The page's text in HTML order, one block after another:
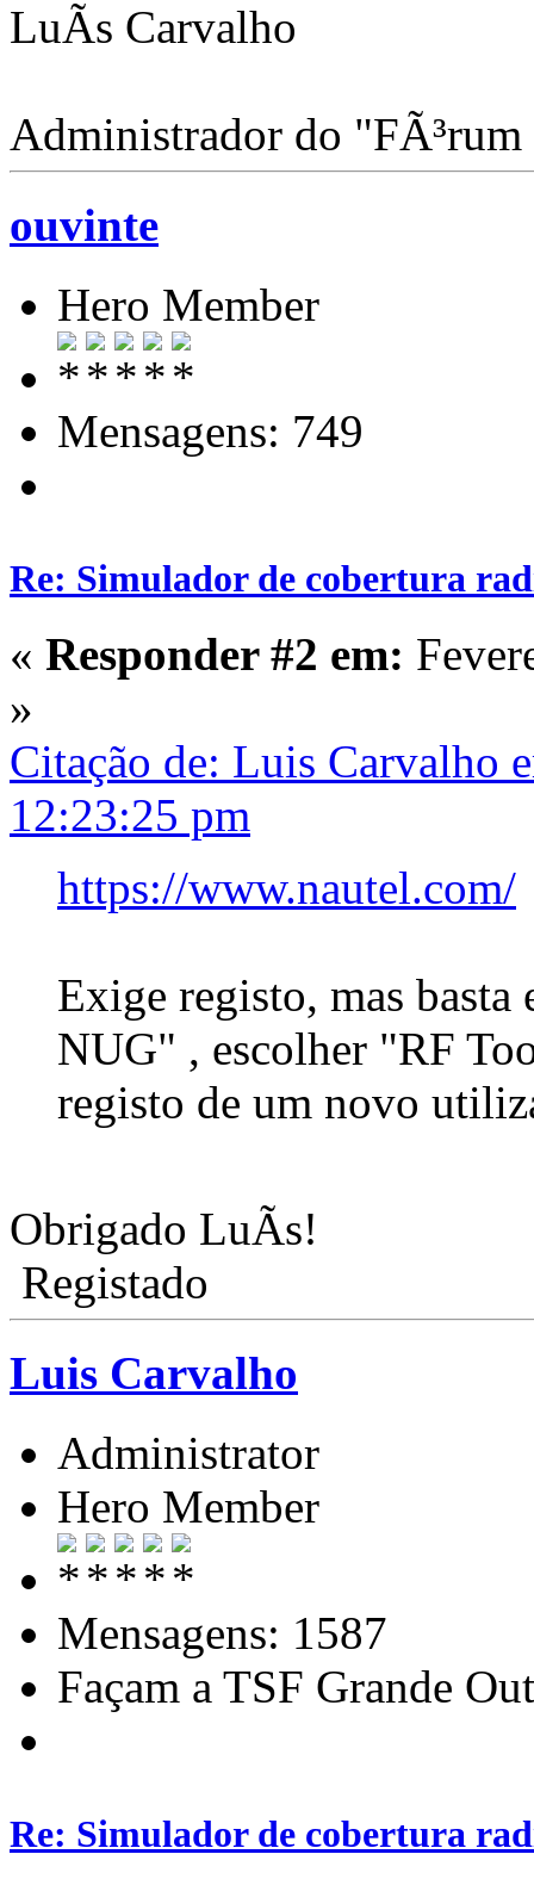
LuÃ­s Carvalho
Administrador do
ouvinte
Hero Member
Mensagens: 749
Re: Simulador de cobertura
« Responder #2 em:
»
Citação de: Luis Carvalho
12:23:25 pm
https://www.nautel.com/
Exige registo, mas
NUG" , escolher "RF
registo de um novo
Obrigado LuÃ­s!
Registado
Luis Carvalho
Administrator
Hero Member
Mensagens: 1587
Façam a TSF Grande
Re: Simulador de cobertura